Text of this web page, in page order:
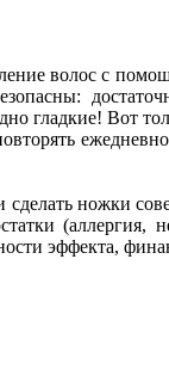
волос с
гладкие! Вот
сделать ножки
эффекта,